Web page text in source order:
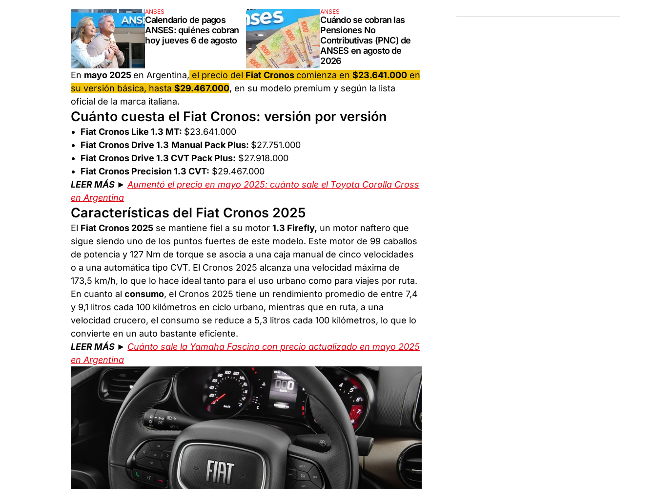
ANSES
Calendario de pagos
ANSES: quiénes cobran
hoy jueves 6 de agosto
ANSES
Cuándo se cobran las
Pensiones No
Contributivas (PNC) de
ANSES en agosto de
2026
En mayo 2025 en Argentina, el precio del Fiat Cronos comienza en$23.641.000 en
su versión básica, hasta$29.467.000, en su modelo premium y según la lista
oficial de la marca italiana.
Cuánto cuesta el Fiat Cronos: versión por versión
Fiat Cronos Like 1.3 MT: $23.641.000
Fiat Cronos Drive 1.3 Manual Pack Plus: $27.751.000
Fiat Cronos Drive 1.3 CVT Pack Plus: $27.918.000
Fiat Cronos Precision 1.3 CVT: $29.467.000
LEER MÁS ►Aumentó el precio en mayo 2025: cuánto sale el Toyota Corolla Cross
en Argentina
Características del Fiat Cronos 2025
El Fiat Cronos 2025 se mantiene fiel a su motor1.3 Firefly, un motor naftero que
sigue siendo uno de los puntos fuertes de este modelo. Este motor de 99 caballos
de potencia y 127 Nm de torque se asocia a una caja manual de cinco velocidades
o a una automática tipo CVT. El Cronos 2025 alcanza una velocidad máxima de
173,5 km/h, lo que lo hace ideal tanto para el uso urbano como para viajes por ruta.
En cuanto alconsumo, el Cronos 2025 tiene un rendimiento promedio de entre 7,4
y 9,1 litros cada 100 kilómetros en ciclo urbano, mientras que en ruta, a una
velocidad crucero, el consumo se reduce a 5,3 litros cada 100 kilómetros, lo que lo
convierte en un auto bastante eficiente.
LEER MÁS ► Cuánto sale la Yamaha Fascino con precio actualizado en mayo 2025
en Argentina